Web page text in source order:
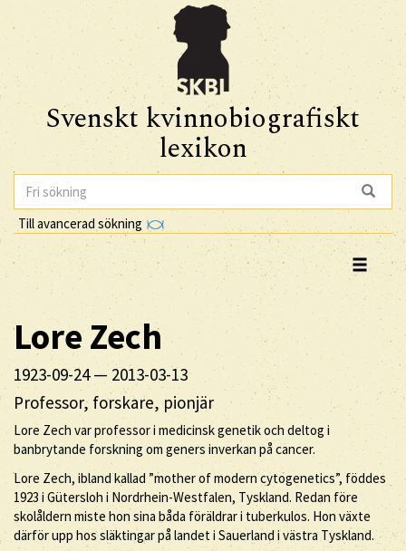
Svenskt kvinnobiografiskt
lexikon
Till avancerad sökning
LoreZech
1923-09-24— 2013-03-13
Professor, forskare, pionjär
Lore Zech var professor i medicinsk genetik och deltog i
banbrytande forskning om geners inverkan på cancer.
Lore Zech, ibland kallad ”mother of modern cytogenetics”, föddes
1923 i Gütersloh i Nordrhein-Westfalen, Tyskland. Redan före
skolåldern miste hon sina båda föräldrar i tuberkulos. Hon växte
därför upp hos släktingar på landet i Sauerland i västra Tyskland.